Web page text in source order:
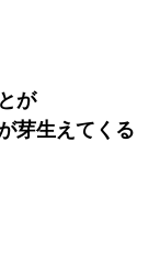
が
芽生えてくる